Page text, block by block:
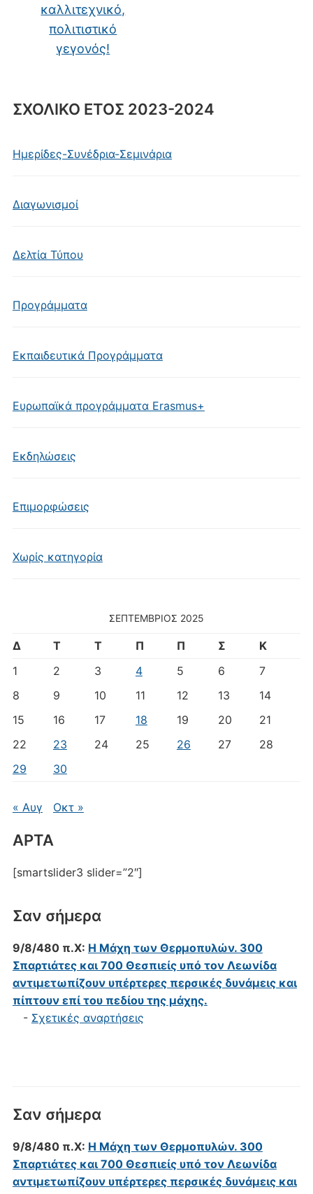
ΣΧΟΛΙΚΟ ΕΤΟΣ 2023-2024
Ημερίδες-Συνέδρια-Σεμινάρια
Διαγωνισμοί
Δελτία Τύπου
Προγράμματα
Εκπαιδευτικά Προγράμματα
Ευρωπαϊκά προγράμματα Erasmus+
Εκδηλώσεις
Επιμορφώσεις
Χωρίς κατηγορία
καλλιτεχνικό,
πολιτιστικό
γεγονός!
ΣΕΠΤΈΜΒΡΙΟΣ 2025
Δ Τ Τ Π Π Σ
Κ
1
2 3 4 5 6
7
8
9 10 11 12 13
14
15
16 17 18 19 20
21
22
23 24 25 26 27
28
29
30
« Αυγ Οκτ »
ΑΡΤΑ
[smartslider3 slider=”2″]
Σαν σήμερα
9/8/480 π.Χ: Η Μάχη των Θερμοπυλών. 300
Σπαρτιάτες και 700 Θεσπιείς υπό τον Λεωνίδα
αντιμετωπίζουν υπέρτερες περσικές δυνάμεις και
πίπτουν επί του πεδίου της μάχης.
- Σχετικές αναρτήσεις
Σαν σήμερα
9/8/480 π.Χ: Η Μάχη των Θερμοπυλών. 300
Σπαρτιάτες και 700 Θεσπιείς υπό τον Λεωνίδα
αντιμετωπίζουν υπέρτερες περσικές δυνάμεις και